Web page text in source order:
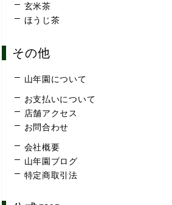
玄米茶
ほうじ茶
その他
山年園について
お支払いについて
店舗アクセス
お問合わせ
会社概要
山年園ブログ
特定商取引法